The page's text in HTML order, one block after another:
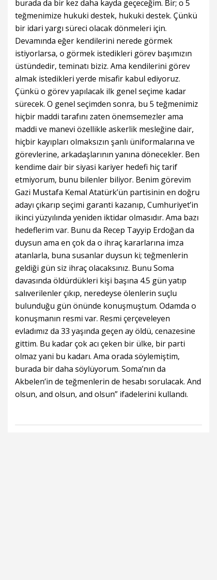
burada da bir kez daha kayda geçeceğim. Bir; o 5
teğmenimize hukuki destek, hukuki destek. Çünkü
bir idari yargı süreci olacak dönmeleri için.
Devamında eğer kendilerini nerede görmek
istiyorlarsa, o görmek istedikleri görev başımızın
üstündedir, teminatı biziz. Ama kendilerini görev
almak istedikleri yerde misafir kabul ediyoruz.
Çünkü o görev yapılacak ilk genel seçime kadar
sürecek. O genel seçimden sonra, bu 5 teğmenimiz
hiçbir maddi tarafını zaten önemsemezler ama
maddi ve manevi özellikle askerlik mesleğine dair,
hiçbir kayıpları olmaksızın şanlı üniformalarına ve
görevlerine, arkadaşlarının yanına dönecekler. Ben
kendime dair bir siyasi kariyer hedefi hiç tarif
etmiyorum, bunu bilenler biliyor. Benim görevim
Gazi Mustafa Kemal Atatürk’ün partisinin en doğru
adayı çıkarıp seçimi garanti kazanıp, Cumhuriyet’in
ikinci yüzyılında yeniden iktidar olmasıdır. Ama bazı
hedeflerim var. Bunu da Recep Tayyip Erdoğan da
duysun ama en çok da o ihraç kararlarına imza
atanlarla, buna susanlar duysun ki; teğmenlerin
geldiği gün siz ihraç olacaksınız. Bunu Soma
davasında öldürdükleri kişi başına 4.5 gün yatıp
salıverilenler çıkıp, neredeyse ölenlerin suçlu
bulunduğu gün önünde konuşmuştum. Odamda o
konuşmanın resmi var. Resmi çerçeveleyen
evladımız da 33 yaşında geçen ay öldü, cenazesine
gittim. Bu kadar çok acı çeken bir ülke, bir parti
olmaz yani bu kadarı. Ama orada söylemiştim,
burada bir daha söylüyorum. Soma’nın da
Akbelen’in de teğmenlerin de hesabı sorulacak. And
olsun, and olsun, and olsun” ifadelerini kullandı.